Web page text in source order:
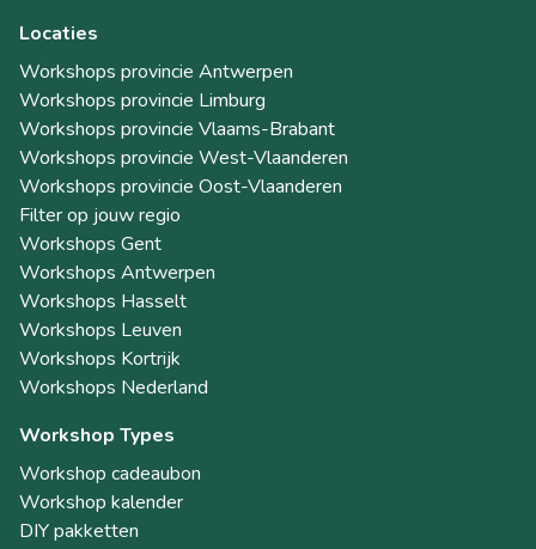
Locaties
Workshops provincie Antwerpen
Workshops provincie Limburg
Workshops provincie Vlaams-Brabant
Workshops provincie West-Vlaanderen
Workshops provincie Oost-Vlaanderen
Filter op jouw regio
Workshops Gent
Workshops Antwerpen
Workshops Hasselt
Workshops Leuven
Workshops Kortrijk
Workshops Nederland
Workshop Types
Workshop cadeaubon
Workshop kalender
DIY pakketten